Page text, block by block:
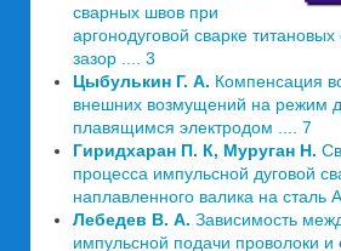
сварных швов при
аргонодуговой сварке титановых
зазор .... 3
Цыбулькин Г. А. Компенсация
внешних возмущений на режим
плавящимся электродом .... 7
Гиридхаран П. К, Муруган Н.
процесса импульсной дуговой
наплавленного валика на сталь
Лебедев В. А. Зависимость
импульсной подачи проволоки